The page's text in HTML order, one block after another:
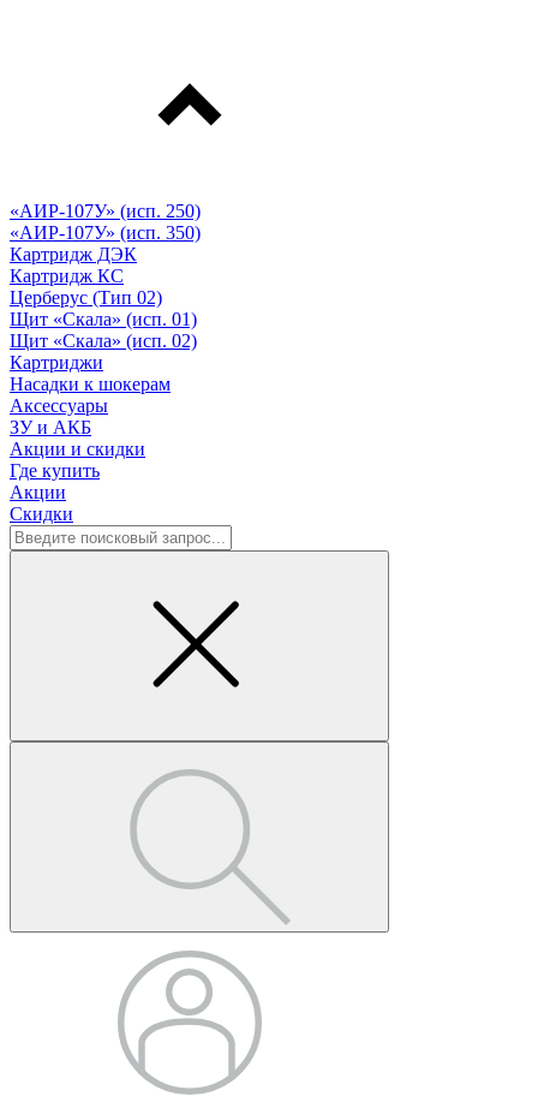
«АИР-107У» (исп. 250)
«АИР-107У» (исп. 350)
Картридж ДЭК
Картридж КС
Церберус (Тип 02)
Щит «Скала» (исп. 01)
Щит «Скала» (исп. 02)
Картриджи
Насадки к шокерам
Аксессуары
ЗУ и АКБ
Акции и скидки
Где купить
Акции
Скидки